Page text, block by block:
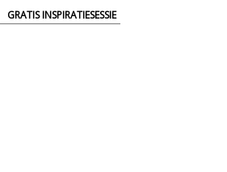
GRATIS INSPIRATIESESSIE